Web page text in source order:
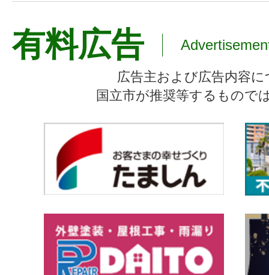
有料広告
広告主および広告内容
国立市が推奨等するもので